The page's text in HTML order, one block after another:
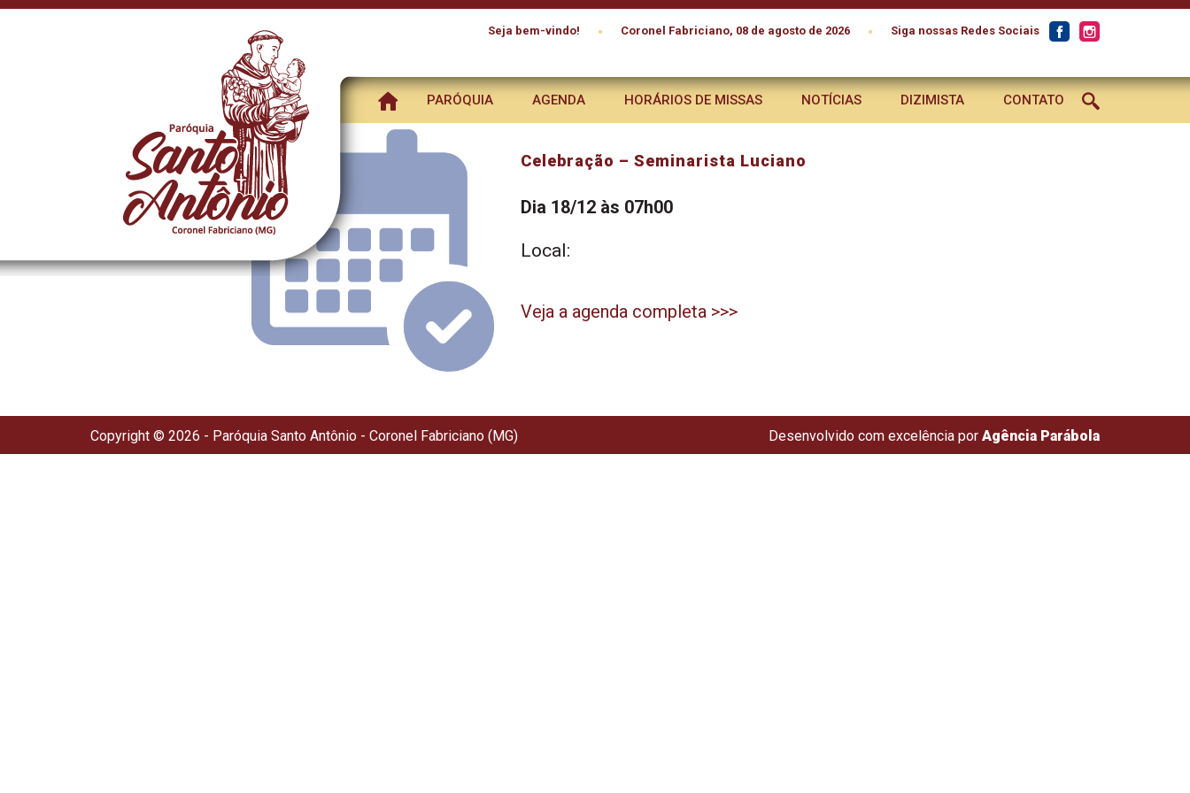
Seja bem-vindo! • Coronel Fabriciano, 08 de agosto de 2026 • Siga nossas Redes Sociais
PARÓQUIA AGENDA HORÁRIOS DE MISSAS NOTÍCIAS DIZIMISTA CONTATO
Celebração – Seminarista Luciano
Dia 18/12 às 07h00
Local:
Veja a agenda completa >>>
Copyright © 2026 - Paróquia Santo Antônio - Coronel Fabriciano (MG) Desenvolvido com excelência por Agência Parábola